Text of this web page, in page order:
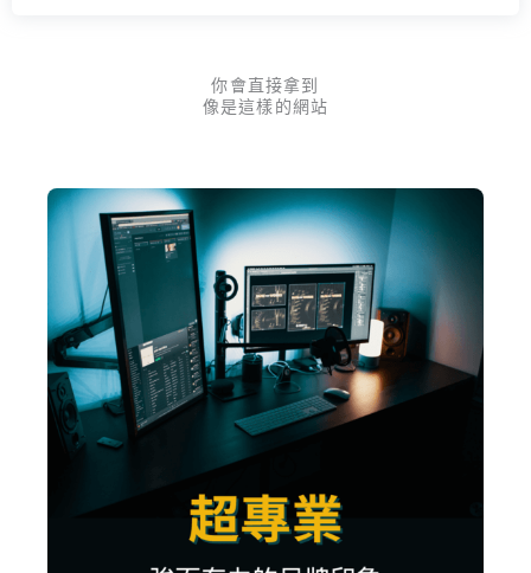
你會直接拿到
像是這樣的網站